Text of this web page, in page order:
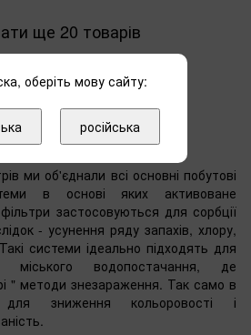
ще 20 товарів
1з 3
Вперед
фільтри
ми об'єднали всі основні побутові
в основі яких активоване
застосовуються для сорбції
- усунення ряду запахів, хлору,
системи ідеально підходять для
водопостачання, де
" методи знезараження. Так само в
зниження кольоровості і
оберіть мову сайту:
російська